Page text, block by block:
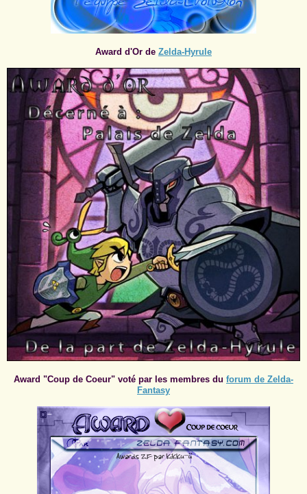
Award d'Or de Zelda-Hyrule
Award "Coup de Coeur" voté par les membres du forum de Zelda-
Fantasy